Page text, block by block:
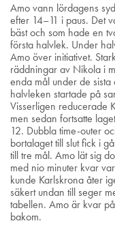
Amo vann lördagens
efter 14–11 i paus. Det
bäst och som hade en
första halvlek. Under
Amo över initiativet.
räddningar av Nikola i
enda mål under de
halvleken startade på
Visserligen reducerade
men sedan fortsatte
12. Dubbla time-outer
bortalaget till slut fick i
till tre mål. Amo lät sig
med nio minuter kvar
kunde Karlskrona åter
säkert undan till seger
tabellen. Amo är kvar
bakom.